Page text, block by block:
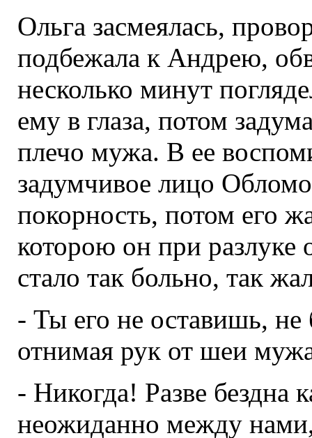
Ольга засмеялась,
подбежала к Андрею,
несколько минут
ему в глаза, потом
плечо мужа. В ее
задумчивое лицо
покорность, потом его
которою он при разлуке
стало так больно, так
- Ты его не оставишь,
отнимая рук от шеи
- Никогда! Разве бездна
неожиданно между нами,